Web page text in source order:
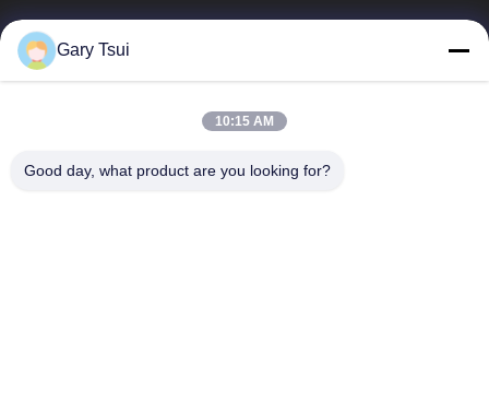
Γρήγορες Συνδέσεις
Σπίτι
Περίπου Εμείς
Μας Ελάτε Σε Επαφή Με
Ζητήστε Ένα Απόσπασμα
Gary Tsui
10:15 AM
Good day, what product are you looking for?